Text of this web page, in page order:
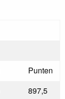
Punten
897,5